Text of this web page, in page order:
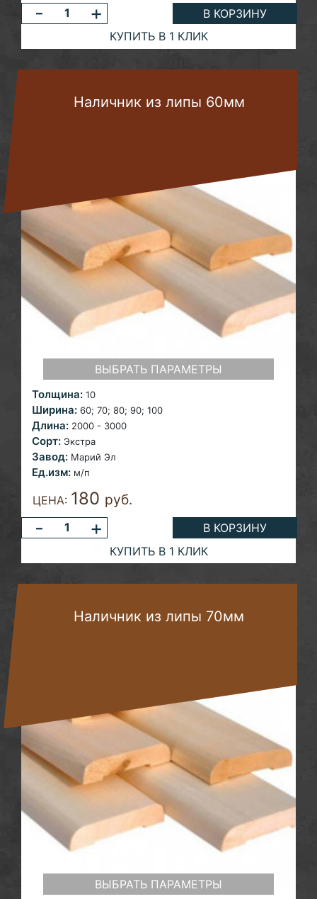
- +
В КОРЗИНУ
КУПИТЬ В 1 КЛИК
Наличник из липы 60мм
ВЫБРАТЬ ПАРАМЕТРЫ
Толщина: 10
Ширина: 60; 70; 80; 90; 100
Длина: 2000 - 3000
Сорт: Экстра
Завод: Марий Эл
Ед.изм: м/п
ЦЕНА: 180 руб.
- +
В КОРЗИНУ
КУПИТЬ В 1 КЛИК
Наличник из липы 70мм
ВЫБРАТЬ ПАРАМЕТРЫ